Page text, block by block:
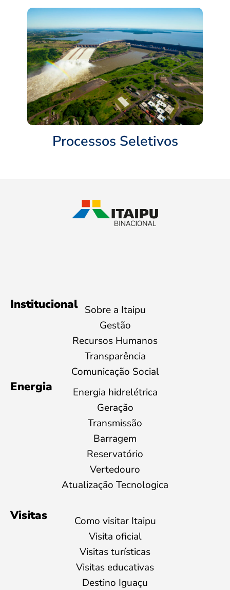
Processos Seletivos
Institucional Sobre a Itaipu
Gestão
Recursos Humanos
Transparência
Comunicação Social
Energia
Energia hidrelétrica
Geração
Transmissão
Barragem
Reservatório
Vertedouro
Atualização Tecnologica
Visitas
Como visitar Itaipu
Visita oficial
Visitas turísticas
Visitas educativas
Destino Iguaçu